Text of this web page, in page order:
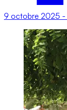
9 octobre 2025 -